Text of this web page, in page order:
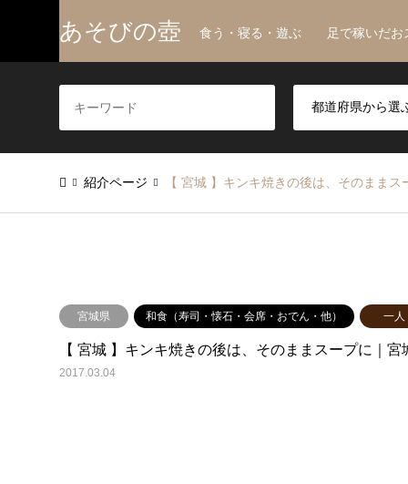
あそびの壺 食う・寝る・遊ぶ 足で稼いだお
紹介ページ 【 宮城 】キンキ焼きの後は、そのまま
宮城県 和食（寿司・懐石・会席・おでん・他） 一人
【 宮城 】キンキ焼きの後は、そのままスープに｜
2017.03.04